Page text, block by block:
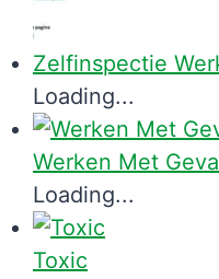
Zelfinspectie
Loading...
Werken Met
Loading...
Toxic